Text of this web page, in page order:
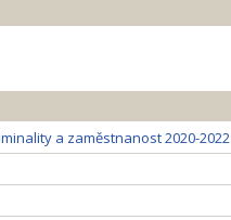
a zaměstnanost 2020-2022